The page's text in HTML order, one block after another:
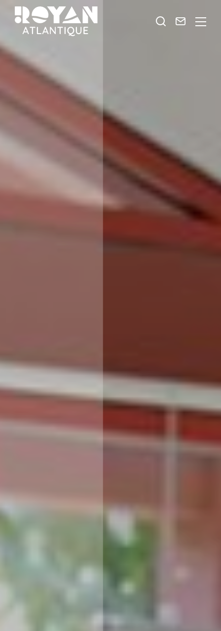
ROYAN
ATLANTIQUE
ESPACE
PRESTATAIRES
Contact